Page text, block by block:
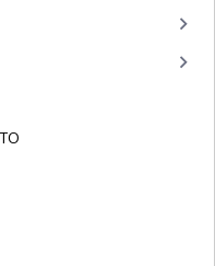
keyboard_arrow_right
keyboard_arrow_right